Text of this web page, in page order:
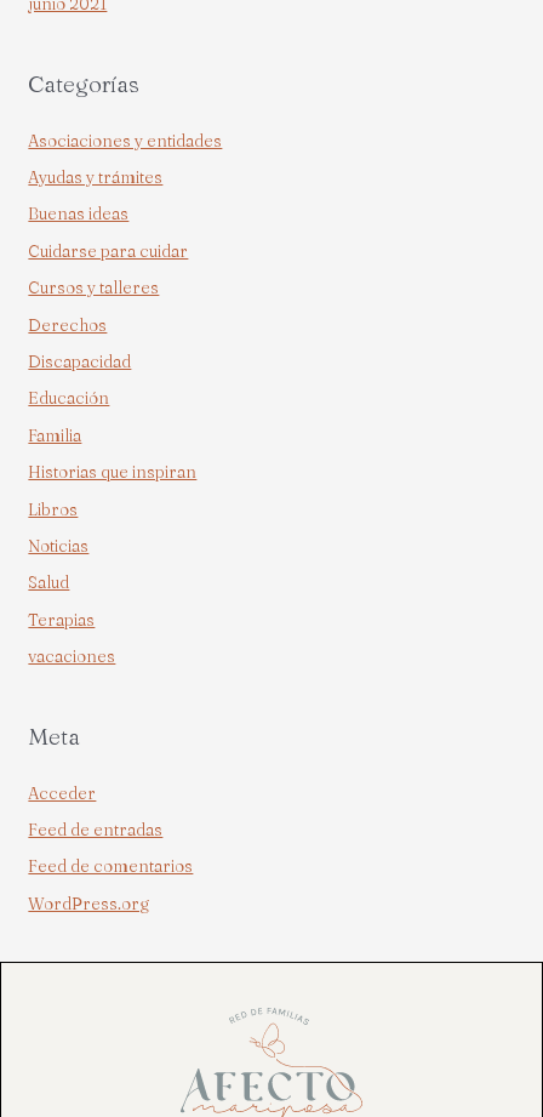
Categorías
Asociaciones y entidades
Ayudas y trámites
Buenas ideas
Cuidarse para cuidar
Cursos y talleres
Derechos
Discapacidad
Educación
Familia
Historias que inspiran
Libros
Noticias
Salud
Terapias
vacaciones
Meta
Acceder
Feed de entradas
Feed de comentarios
WordPress.org